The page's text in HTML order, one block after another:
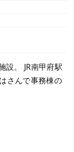
設。 JR南甲府駅
さんで事務棟の